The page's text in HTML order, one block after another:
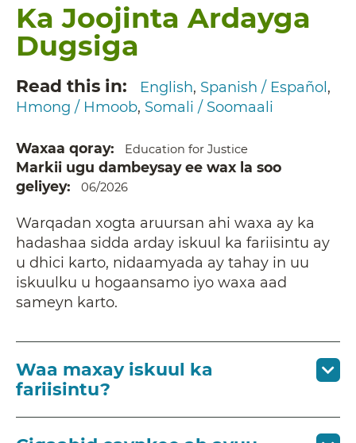
Ka Joojinta Ardayga
Dugsiga
Read this in English Spanish / Español
Hmong / Hmoob Somali / Soomaali
Waxaa qoray Education for Justice
Markii ugu dambeysay ee wax la soo
geliyey
06/2026
Warqadan xogta aruursan ahi waxa ay ka
hadashaa sidda arday iskuul ka fariisintu ay
u dhici karto, nidaamyada ay tahay in uu
iskuulku u hogaansamo iyo waxa aad
sameyn karto.
Waa maxay iskuul ka
fariisintu?